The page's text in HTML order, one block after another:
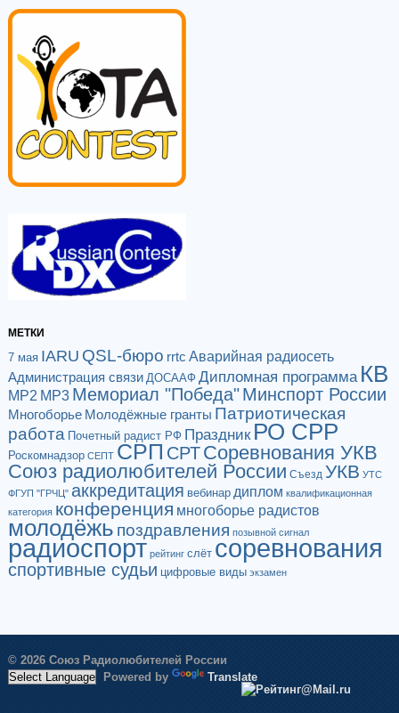
МЕТКИ
7 мая IARU QSL-бюро rrtc Аварийная радиосеть
Администрация связи ДОСААФ Дипломная программа КВ
МР2 МР3 Мемориал "Победа"Минспорт России
Многоборье Молодёжные гранты Патриотическая
работа Почетный радист РФ Праздник РО СРР
Роскомнадзор СЕПТ СРП СРТСоревнования УКВ
Союз радиолюбителей России Съезд УКВ УТС
ФГУП "ГРЧЦ" аккредитация вебинар диплом квалификационная
категория конференция многоборье радистов
молодёжь поздравления позывной сигнал
радиоспорт рейтинг слёт соревнования
спортивные судьи цифровые виды экзамен
© 2026 Союз Радиолюбителей России
Powered by
Translate